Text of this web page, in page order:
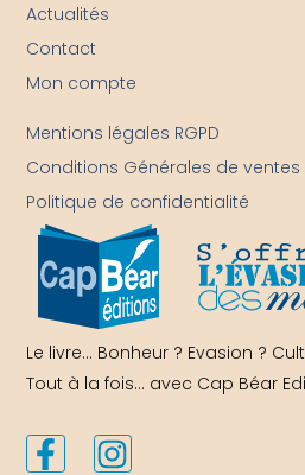
Le livre… Bonheur ? Evasion ?
Tout à la fois… avec Cap Béar
Actualités
Contact
Mon compte
Mentions légales RGPD
Conditions Générales de ventes
Politique de confidentialité